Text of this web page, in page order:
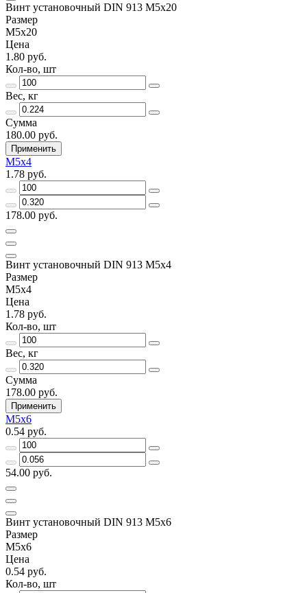
Винт установочный DIN 913 М5х20
Размер
М5х20
Цена
1.80 руб.
Кол-во, шт
Вес, кг
Сумма
180.00 руб.
Применить
М5х4
1.78 руб.
178.00 руб.
Винт установочный DIN 913 М5х4
Размер
М5х4
Цена
1.78 руб.
Кол-во, шт
Вес, кг
Сумма
178.00 руб.
Применить
М5х6
0.54 руб.
54.00 руб.
Винт установочный DIN 913 М5х6
Размер
М5х6
Цена
0.54 руб.
Кол-во, шт